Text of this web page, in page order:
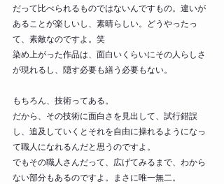
だって比べられるものではないんですもの。違いが
あることが楽しいし、素晴らしい。どうやったっ
て、素敵なのですよ。笑
染め上がった作品は、面白いくらいにその人らしさ
が現れるし、隠す必要も繕う必要もない。
もちろん、技術ってある。
だから、その技術に面白さを見出して、試行錯誤
し、追及していくとそれを自由に操れるようになっ
て職人になれるんだと思うのですよ。
でもその職人さんだって、広げてみるまで、わから
ない部分もあるのですよ。まさに唯一無二。